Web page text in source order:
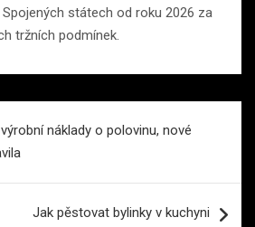
státech od roku 2026 za
tržních podmínek.
náklady o polovinu, nové
Jak pěstovat bylinky v kuchyni